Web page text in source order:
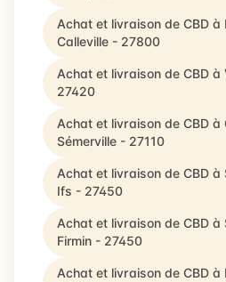
Achat et livraison de CBD
Calleville - 27800
Achat et livraison de CBD à
27420
Achat et livraison de CBD à
Sémerville - 27110
Achat et livraison de CBD
Ifs - 27450
Achat et livraison de CBD
Firmin - 27450
Achat et livraison de CBD à